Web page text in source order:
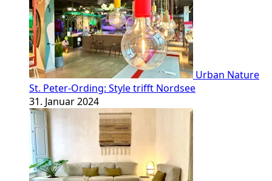
Urban Nature
St. Peter-Ording: Style trifft Nordsee
31. Januar 2024